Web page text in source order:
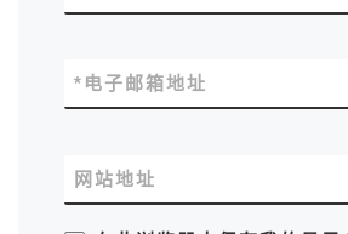
电子邮箱地址
*
网站地址